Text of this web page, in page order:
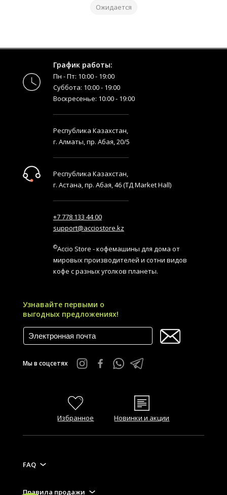
Ожидается
График работы:
Пн - Пт: 10:00 - 19:00
Суббота: 10:00 - 19:00
Воскресенье: 10:00 - 19:00
Республика Казахстан,
г. Алматы, пр. Абая, 20/5
Республика Казахстан,
г. Астана, пр. Абая, 46 (ТД Market Hall)
+7 778 133 44 00
support@acciostore.kz
©Accio Store - кофемашины для дома от
мировых производителей и сотни видов
кофе с разных уголков планеты.
Узнавайте первыми о
выгодных предложениях!
Мы в соцсетях
Избранное Новинки и акции
FAQ
Правила продажи